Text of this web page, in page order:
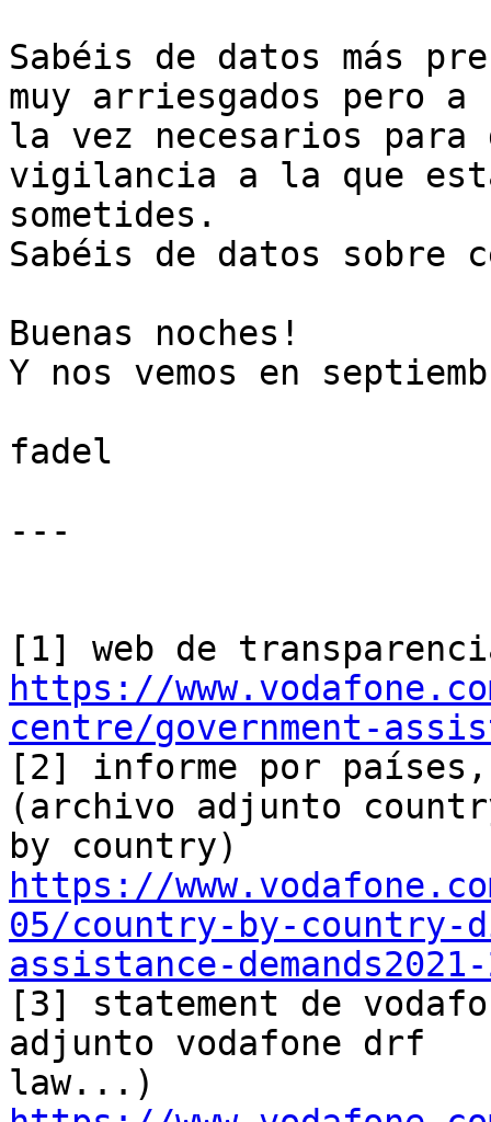
Sabéis de datos más
muy arriesgados pero a
la vez necesarios para
vigilancia a la que
sometides.
Sabéis de datos sobre
Buenas noches!
Y nos vemos en
fadel
---
https://
centre/government-
[2] informe por
(archivo adjunto
https://
05/country-by-country-
assistance-
[3] statement de
adjunto vodafone drf